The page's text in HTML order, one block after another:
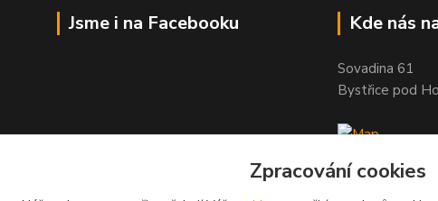
Jsme i na Facebooku Kde nás
Sovadina 61
Bystřice pod
Zpracování cookies